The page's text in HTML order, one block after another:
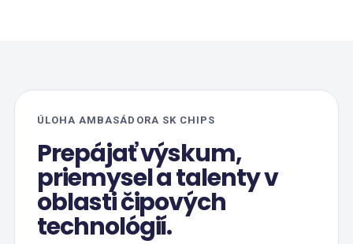
ÚLOHA AMBASÁDORA SK CHIPS
Prepájať výskum,
priemysel a talenty v
oblasti čipových
technológií.